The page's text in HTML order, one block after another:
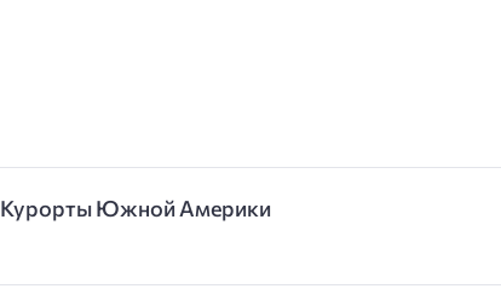
Курорты Южной Америки